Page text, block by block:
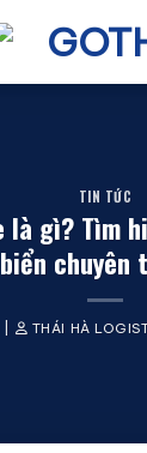
TIN TỨC
là gì? Tìm
chuyên
THÁI HÀ